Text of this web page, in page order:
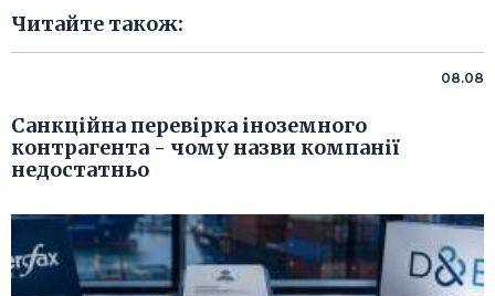
Читайте також:
08.08
Санкційна перевірка іноземного
контрагента - чому назви компанії
недостатньо